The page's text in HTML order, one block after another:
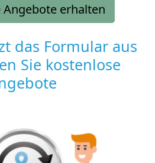
Angebote erhalten
das Formular aus
Sie kostenlose